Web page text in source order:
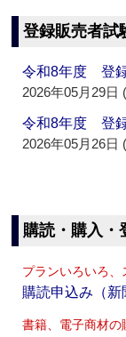
登録販売者試
令和8年度 登
2026年05月29日
令和8年度 登
2026年05月26日
購読・購入・
プランいろいろ
購読申込み（新
書籍、電子商材の